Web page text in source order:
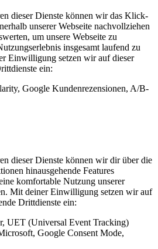
dieser Dienste können wir das Klick-
unserer Webseite nachvollziehen
um unsere Webseite zu
insgesamt laufend zu
Einwilligung setzen wir auf dieser
ein:
Google Kundenrezensionen, A/B-
dieser Dienste können wir dir über die
hinausgehende Features
komfortable Nutzung unserer
Mit deiner Einwilligung setzen wir auf
Drittdienste ein:
UET (Universal Event Tracking)
Google Consent Mode,